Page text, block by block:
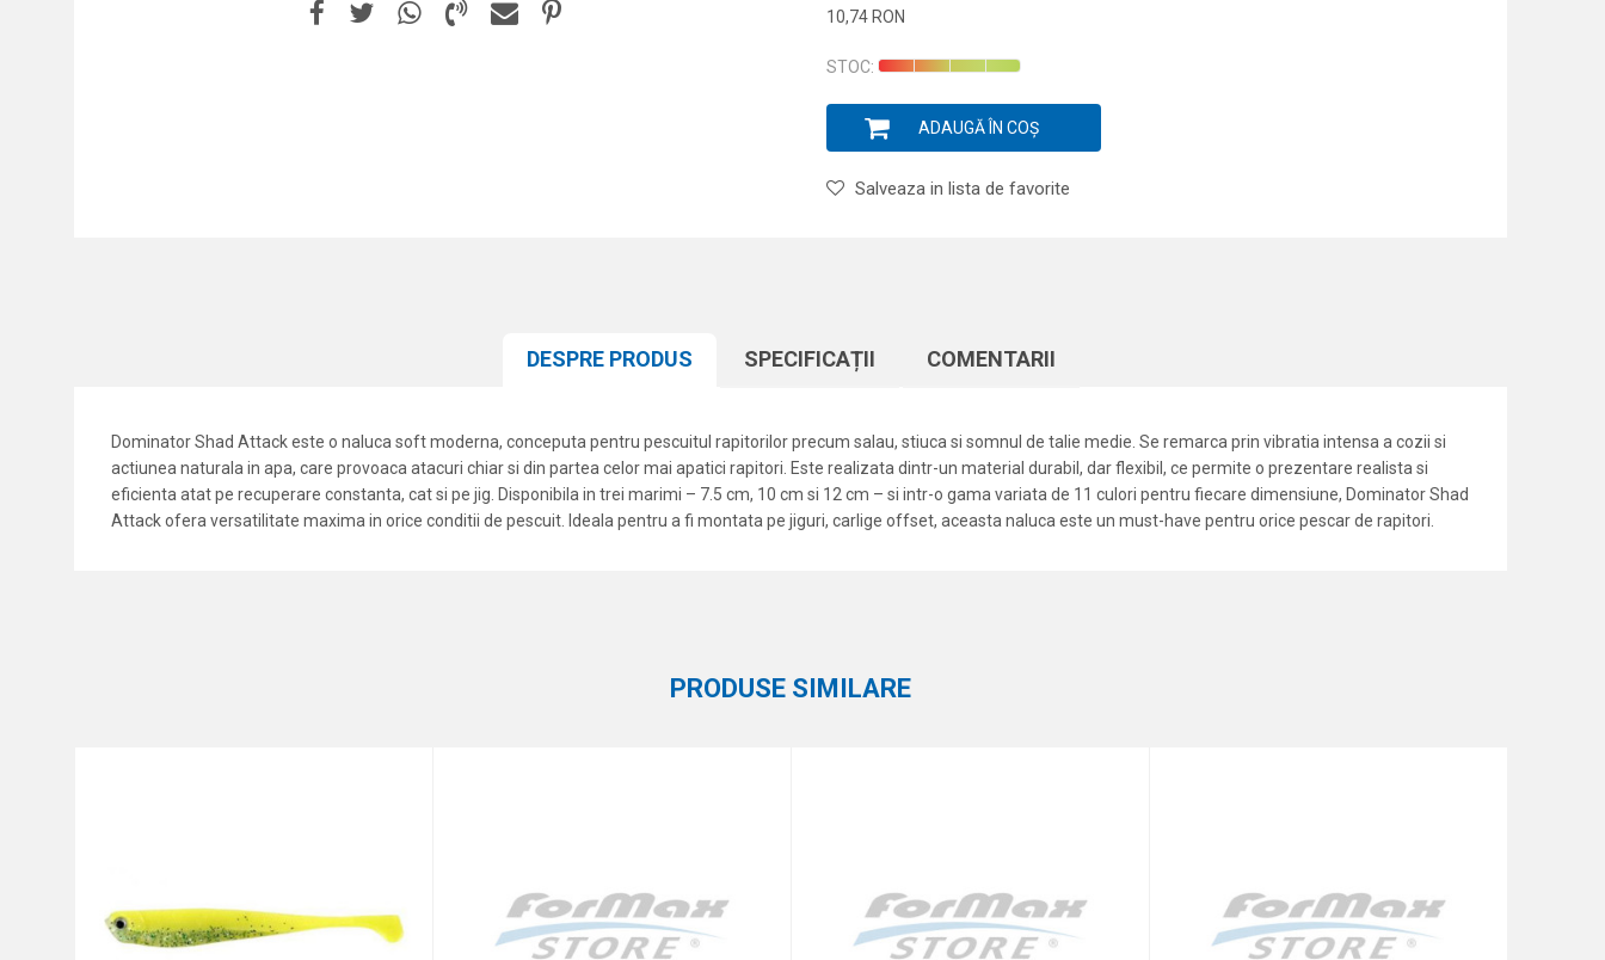
10,74 RON
STOC:
ADAUGĂ ÎN COȘ
Salveaza in lista de favorite
DESPRE PRODUS SPECIFICAȚII COMENTARII
Dominator Shad Attack este o naluca soft moderna, conceputa pentru pescuitul rapitorilor precum salau, stiuca si somnul de talie medie. Se remarca prin vibratia intensa a cozii si
actiunea naturala in apa, care provoaca atacuri chiar si din partea celor mai apatici rapitori. Este realizata dintr-un material durabil, dar flexibil, ce permite o prezentare realista si
eficienta atat pe recuperare constanta, cat si pe jig. Disponibila in trei marimi – 7.5 cm, 10 cm si 12 cm – si intr-o gama variata de 11 culori pentru fiecare dimensiune, Dominator Shad
Attack ofera versatilitate maxima in orice conditii de pescuit. Ideala pentru a fi montata pe jiguri, carlige offset, aceasta naluca este un must-have pentru orice pescar de rapitori.
TRIMITE
PRODUSE SIMILARE